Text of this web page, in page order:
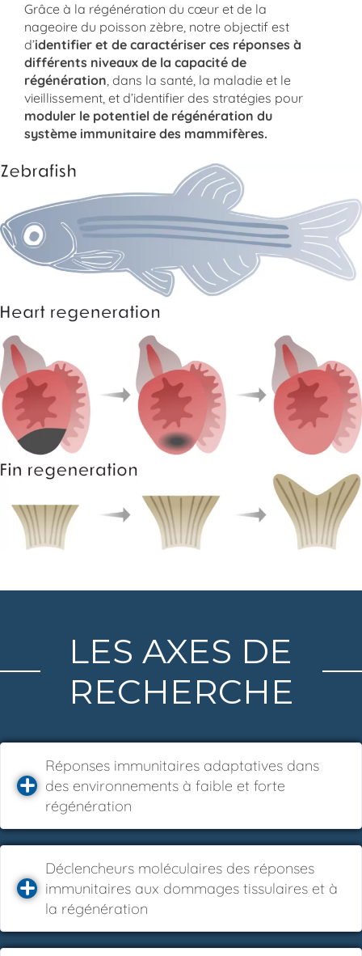
Grâce à la régénération du cœur et de la
nageoire du poisson zèbre, notre objectif est
d’identifier et de caractériser ces réponses à
différents niveaux de la capacité de
régénération, dans la santé, la maladie et le
vieillissement, et d’identifier des stratégies pour
moduler le potentiel de régénération du
système immunitaire des mammifères.
LES AXES DE
RECHERCHE
Réponses immunitaires adaptatives dans
des environnements à faible et forte
régénération
Déclencheurs moléculaires des réponses
immunitaires aux dommages tissulaires et à
la régénération